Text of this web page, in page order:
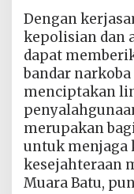
Dengan
kepolisian dan
dapat
bandar
menciptakan
merupakan
untuk menjaga
kesejahteraan
Muara Batu,